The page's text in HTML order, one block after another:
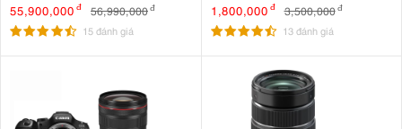
SEL70200GM2
55,900,000 đ 56,990,000đ
15 đánh giá
G7 X Mark III, G5 X Mark II
1,800,000 đ 3,500,000 đ
13 đánh giá